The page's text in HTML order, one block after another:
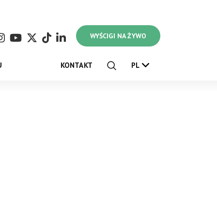
WYŚCIGI NA ŻYWO
KONTAKT PL